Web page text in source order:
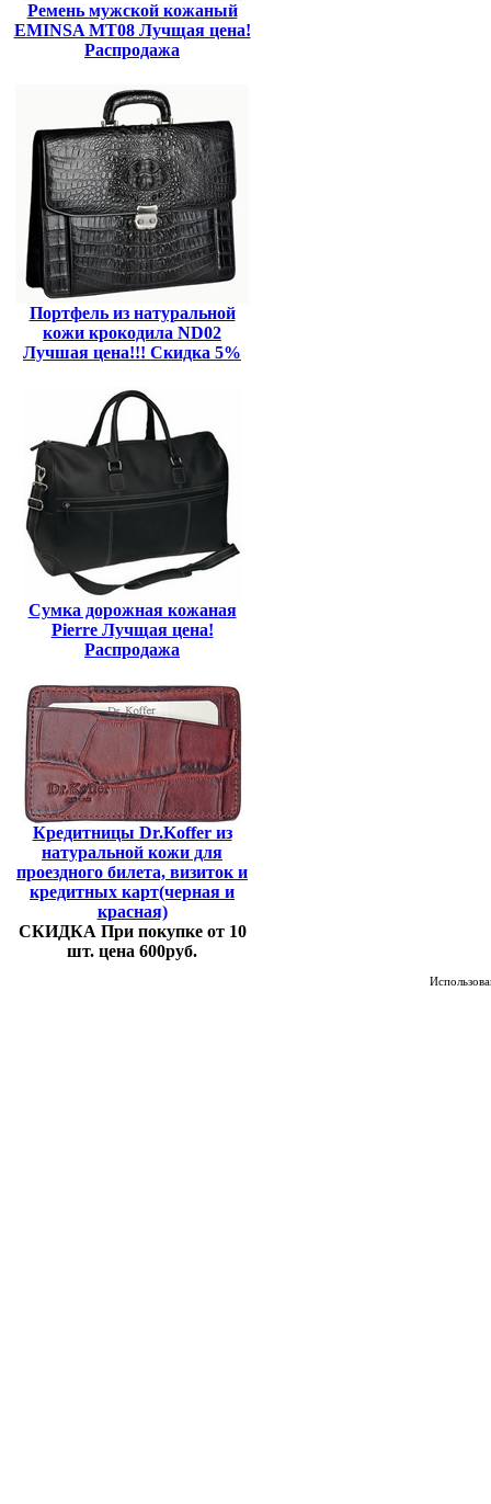
Ремень мужской кожаный
EMINSA MT08 Лучщая цена!
Распродажа
Портфель из натуральной
кожи крокодила ND02
Лучшая цена!!! Скидка 5%
Сумка дорожная кожаная
Pierre Лучщая цена!
Распродажа
Кредитницы Dr.Koffer из
натуральной кожи для
проездного билета, визиток и
кредитных карт(черная и
красная)
СКИДКА При покупке от 10
шт. цена 600руб.